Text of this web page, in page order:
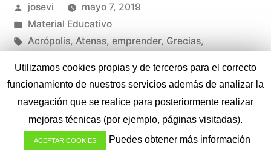
Publicado
por
josevi
mayo 7, 2019
Publicado
en
Material Educativo
Etiquetas:
Acrópolis, Atenas, emprender, Grecias,
Deja un comentarioen
MSC
Poesía
➡
Atenas
Jorge Torres Culla,Funciona gracias a WordPress.
Utilizamos cookies propias y de terceros para el correcto
funcionamiento de nuestros servicios además de analizar la
navegación que se realice para posteriormente realizar
mejoras técnicas (por ejemplo, páginas visitadas).
ACEPTAR COOKIES Puedes obtener más información